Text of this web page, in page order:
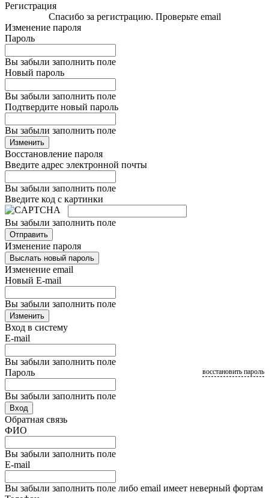
Регистрация
Спасибо за регистрацию. Проверьте email
Изменение пароля
Пароль
Вы забыли заполнить поле
Новый пароль
Вы забыли заполнить поле
Подтвердите новый пароль
Вы забыли заполнить поле
Изменить
Восстановление пароля
Введите адрес электронной почты
Вы забыли заполнить поле
Введите код с картинки
Вы забыли заполнить поле
Отправить
Изменение пароля
Выслать новый пароль
Изменение email
Новый E-mail
Вы забыли заполнить поле
Изменить
Вход в систему
E-mail
Вы забыли заполнить поле
Пароль
Вы забыли заполнить поле
восстановить пароль
Вход
Обратная связь
ФИО
Вы забыли заполнить поле
E-mail
Вы забыли заполнить поле либо email имеет неверный фортам